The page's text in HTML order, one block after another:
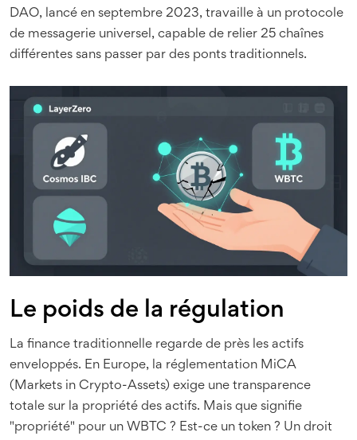
DAO, lancé en septembre 2023, travaille à un protocole
de messagerie universel, capable de relier 25 chaînes
différentes sans passer par des ponts traditionnels.
Le poids de la régulation
La finance traditionnelle regarde de près les actifs
enveloppés. En Europe, la réglementation MiCA
(Markets in Crypto-Assets) exige une transparence
totale sur la propriété des actifs. Mais que signifie
"propriété" pour un WBTC ? Est-ce un token ? Un droit